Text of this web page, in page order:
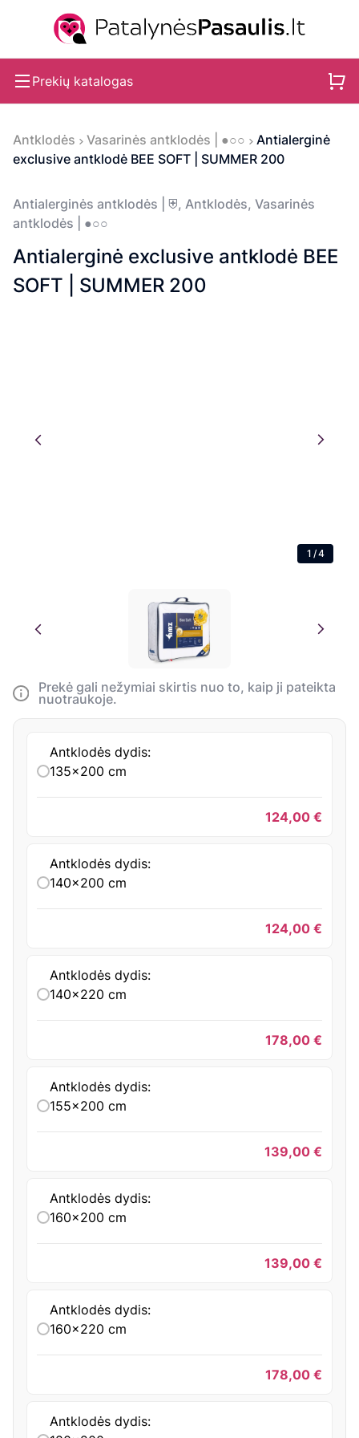
Prekių katalogas
Antklodės Vasarinės antklodės | ●○○
Antialerginė
exclusive antklodė BEE SOFT | SUMMER 200
Antialerginės antklodės | ⛨, Antklodės, Vasarinės
antklodės | ●○○
Antialerginė exclusive antklodė BEE
SOFT | SUMMER 200
1 /4
Prekė gali nežymiai skirtis nuo to, kaip ji pateikta
nuotraukoje.
Antklodės dydis:
135x200 cm
124,00 €
Antklodės dydis:
140x200 cm
124,00 €
Antklodės dydis:
140x220 cm
178,00 €
Antklodės dydis:
155x200 cm
139,00 €
Antklodės dydis:
160x200 cm
139,00 €
Antklodės dydis:
160x220 cm
178,00 €
Antklodės dydis: